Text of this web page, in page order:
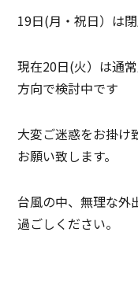
19日(月・祝日）は
現在20日(火）は通
方向で検討中です
大変ご迷惑をお掛け
お願い致します。
台風の中、無理な外
過ごしください。